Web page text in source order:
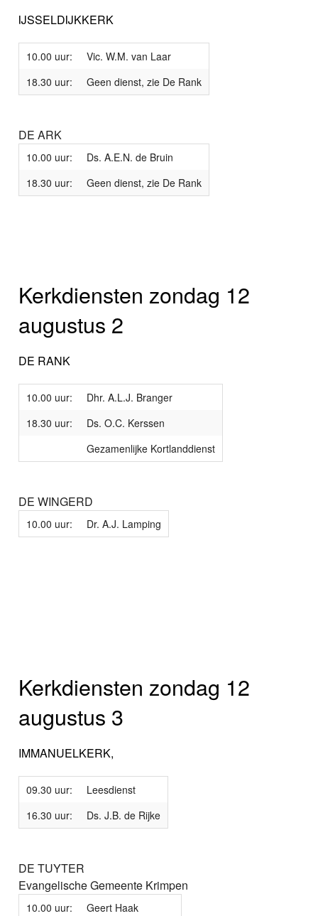
IJSSELDIJKKERK
10.00 uur:
Vic. W.M. van Laar
18.30 uur:
Geen dienst, zie De Rank
DE ARK
10.00 uur:
Ds. A.E.N. de Bruin
18.30 uur:
Geen dienst, zie De Rank
Kerkdiensten zondag 12
augustus 2
DE RANK
10.00 uur:
Dhr. A.L.J. Branger
18.30 uur:
Ds. O.C. Kerssen
Gezamenlijke Kortlanddienst
DE WINGERD
10.00 uur: Dr. A.J. Lamping
Kerkdiensten zondag 12
augustus 3
IMMANUELKERK,
09.30 uur:
Leesdienst
16.30 uur:
Ds. J.B. de Rijke
DE TUYTER
Evangelische Gemeente Krimpen
10.00 uur:
Geert Haak